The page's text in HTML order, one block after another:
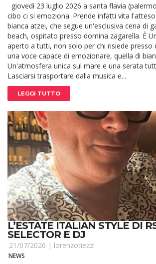
giovedì 23 luglio 2026 a santa flavia
cibo ci si emoziona. Prende infatti vita
bianca atzei, che segue un'esclusiva cena di
beach, ospitato presso domina zagarella. È
aperto a tutti, non solo per chi risiede presso
una voce capace di emozionare, quella di
Un'atmosfera unica sul mare e una serata
Lasciarsi trasportare dalla musica e...
LEGGI TUTTO
L’ESTATE ITALIAN STYLE DI
SELECTOR E DJ
21/07/2026 | lorenzotiezzi
NEWS